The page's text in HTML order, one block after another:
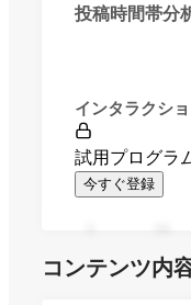
投稿時間帯分
インタラクシ
試用プログラ
今すぐ登録
コンテンツ内